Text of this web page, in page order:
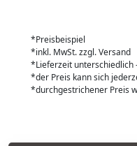
*Preisbeispiel
*inkl. MwSt. zzgl. Versand
*Lieferzeit unterschiedlich
*der Preis kann sich
*durchgestrichener Preis